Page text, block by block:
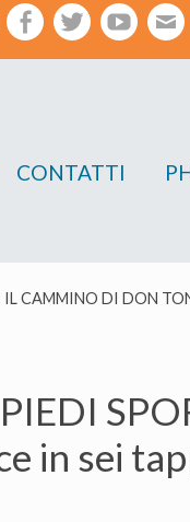
facebooktwitteryoutube
CONTATTI
IL CAMMINO DI DON
in sei